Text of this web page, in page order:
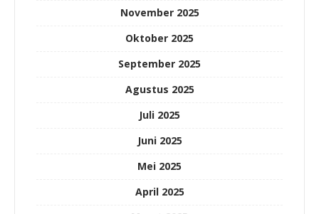
November 2025
Oktober 2025
September 2025
Agustus 2025
Juli 2025
Juni 2025
Mei 2025
April 2025